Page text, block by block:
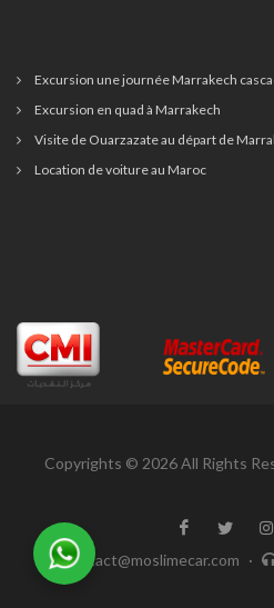
Excursion une journée Marrakech
Excursion en quad à Marrakech
Visite de Ouarzazate au départ de
Location de voiture au Maroc
Copyrights © 2026 All Rights
Contact@moslimecar.com ·